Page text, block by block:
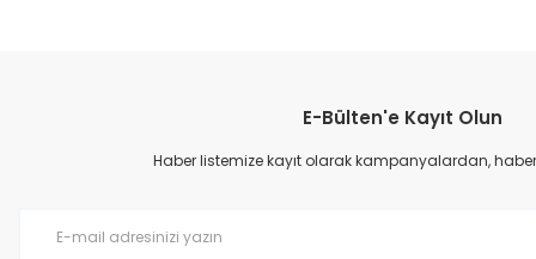
Ürün resmi kalitesiz, bozuk veya görüntülenemiyor.
Ürün açıklamasında eksik bilgiler bulunuyor.
E-Bülten'e Kayıt Olun
Haber listemize kayıt olarak kampanyalardan,